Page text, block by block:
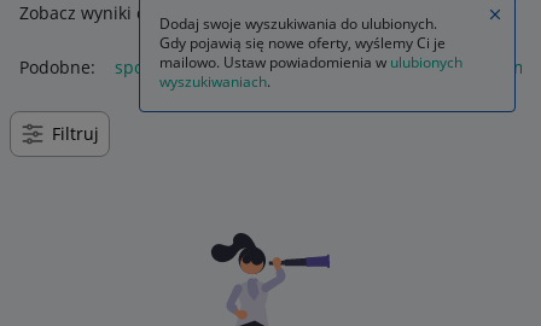
Zobacz wyniki dla spodnie dżinsowe
Podobne: spodnie dżinsowe męskie spodnie dżinsowe
Filtruj
Dodaj swoje wyszukiwania do ulubionych.
Gdy pojawią się nowe oferty, wyślemy Ci je
mailowo. Ustaw powiadomienia w ulubionych
wyszukiwaniach.